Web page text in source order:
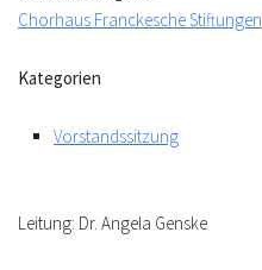
Chorhaus Franckesche Stiftungen
Kategorien
Vorstandssitzung
Leitung: Dr. Angela Genske